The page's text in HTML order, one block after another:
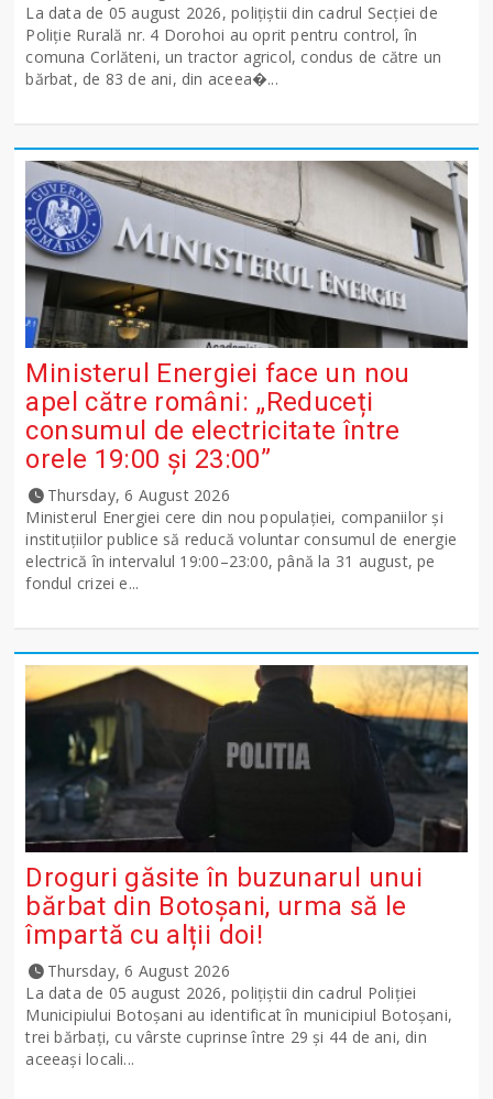
La data de 05 august 2026, polițiștii din cadrul Secției de
Poliție Rurală nr. 4 Dorohoi au oprit pentru control, în
comuna Corlăteni, un tractor agricol, condus de către un
bărbat, de 83 de ani, din aceea�...
Ministerul Energiei face un nou
apel către români: „Reduceți
consumul de electricitate între
orele 19:00 și 23:00”
Thursday, 6 August 2026
Ministerul Energiei cere din nou populației, companiilor și
instituțiilor publice să reducă voluntar consumul de energie
electrică în intervalul 19:00–23:00, până la 31 august, pe
fondul crizei e...
Droguri găsite în buzunarul unui
bărbat din Botoșani, urma să le
împartă cu alții doi!
Thursday, 6 August 2026
La data de 05 august 2026, polițiștii din cadrul Poliției
Municipiului Botoșani au identificat în municipiul Botoșani,
trei bărbați, cu vârste cuprinse între 29 și 44 de ani, din
aceeași locali...